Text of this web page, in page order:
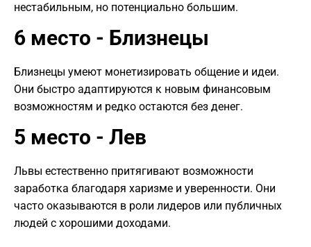
нестабильным, но потенциально большим.
6 место - Близнецы
Близнецы умеют монетизировать общение и идеи.
Они быстро адаптируются к новым финансовым
возможностям и редко остаются без денег.
5 место - Лев
Львы естественно притягивают возможности
заработка благодаря харизме и уверенности. Они
часто оказываются в роли лидеров или публичных
людей с хорошими доходами.